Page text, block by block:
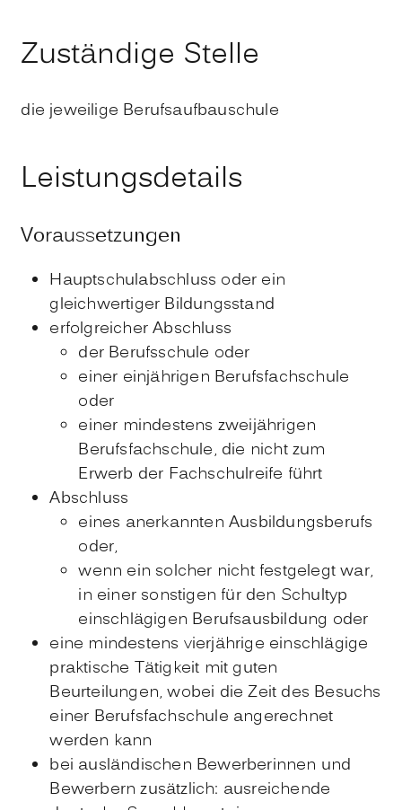
Zuständige Stelle
die jeweilige Berufsaufbauschule
Leistungsdetails
Voraussetzungen
Hauptschulabschluss oder ein
gleichwertiger Bildungsstand
erfolgreicher Abschluss
der Berufsschule oder
einer einjährigen Berufsfachschule
oder
einer mindestens zweijährigen
Berufsfachschule, die nicht zum
Erwerb der Fachschulreife führt
Abschluss
eines anerkannten Ausbildungsberufs
oder,
wenn ein solcher nicht festgelegt war,
in einer sonstigen für den Schultyp
einschlägigen Berufsausbildung oder
eine mindestens vierjährige einschlägige
praktische Tätigkeit mit guten
Beurteilungen, wobei die Zeit des Besuchs
einer Berufsfachschule angerechnet
werden kann
bei ausländischen Bewerberinnen und
Bewerbern zusätzlich: ausreichende